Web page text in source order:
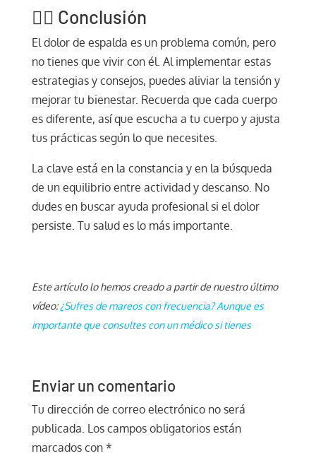
🧘‍♂️ Conclusión
El dolor de espalda es un problema común, pero
no tienes que vivir con él. Al implementar estas
estrategias y consejos, puedes aliviar la tensión y
mejorar tu bienestar. Recuerda que cada cuerpo
es diferente, así que escucha a tu cuerpo y ajusta
tus prácticas según lo que necesites.
La clave está en la constancia y en la búsqueda
de un equilibrio entre actividad y descanso. No
dudes en buscar ayuda profesional si el dolor
persiste. Tu salud es lo más importante.
Este artículo lo hemos creado a partir de nuestro último
vídeo:¿Sufres de mareos con frecuencia? Aunque es
importante que consultes con un médico si tienes
Enviar un comentario
Tu dirección de correo electrónico no será
publicada. Los campos obligatorios están
marcados con *